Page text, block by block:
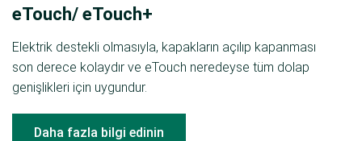
eTouch/ eTouch+
Elektrik destekli olmasıyla, kapakların açılıp kapanması
son derece kolaydır ve eTouch neredeyse tüm dolap
genişlikleri için uygundur.
Daha fazla bilgi edinin